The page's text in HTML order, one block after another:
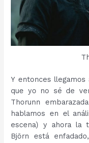
Y entonces
que yo no sé de
Thorunn
hablamos en el
escena) y ahora la
Björn está